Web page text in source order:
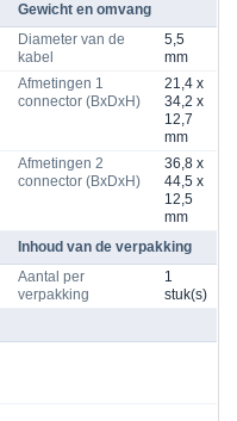
Gewicht en omvang
Diameter van de
kabel
5,5
mm
Afmetingen 1
connector (BxDxH)
21,4 x
34,2 x
12,7
mm
Afmetingen 2
connector (BxDxH)
36,8 x
44,5 x
12,5
mm
Inhoud van de verpakking
Aantal per
verpakking
1
stuk(s)